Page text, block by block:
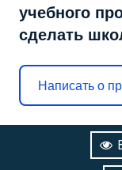
учебного
сделать
Написать о